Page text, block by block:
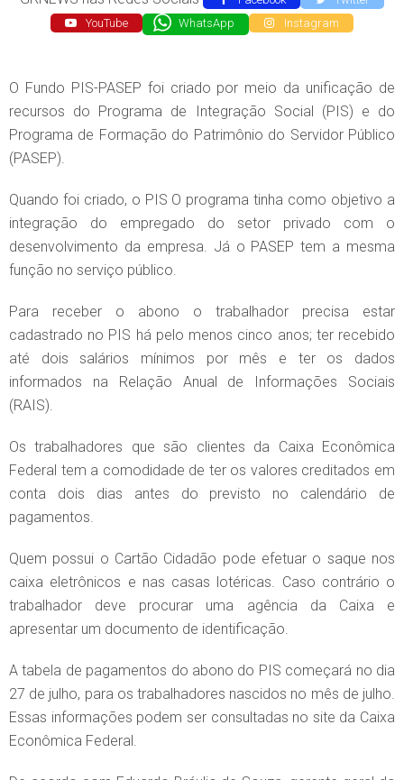
YouTube
WhatsApp Instagram
O Fundo PIS-PASEP foi criado por meio da unificação de
recursos do Programa de Integração Social (PIS) e do
Programa de Formação do Patrimônio do Servidor Público
(PASEP).
Quando foi criado, o PIS O programa tinha como objetivo a
integração do empregado do setor privado com o
desenvolvimento da empresa. Já o PASEP tem a mesma
função no serviço público.
Para receber o abono o trabalhador precisa estar
cadastrado no PIS há pelo menos cinco anos; ter recebido
até dois salários mínimos por mês e ter os dados
informados na Relação Anual de Informações Sociais
(RAIS).
Os trabalhadores que são clientes da Caixa Econômica
Federal tem a comodidade de ter os valores creditados em
conta dois dias antes do previsto no calendário de
pagamentos.
Quem possui o Cartão Cidadão pode efetuar o saque nos
caixa eletrônicos e nas casas lotéricas. Caso contrário o
trabalhador deve procurar uma agência da Caixa e
apresentar um documento de identificação.
A tabela de pagamentos do abono do PIS começará no dia
27 de julho, para os trabalhadores nascidos no mês de julho.
Essas informações podem ser consultadas no site da Caixa
Econômica Federal.